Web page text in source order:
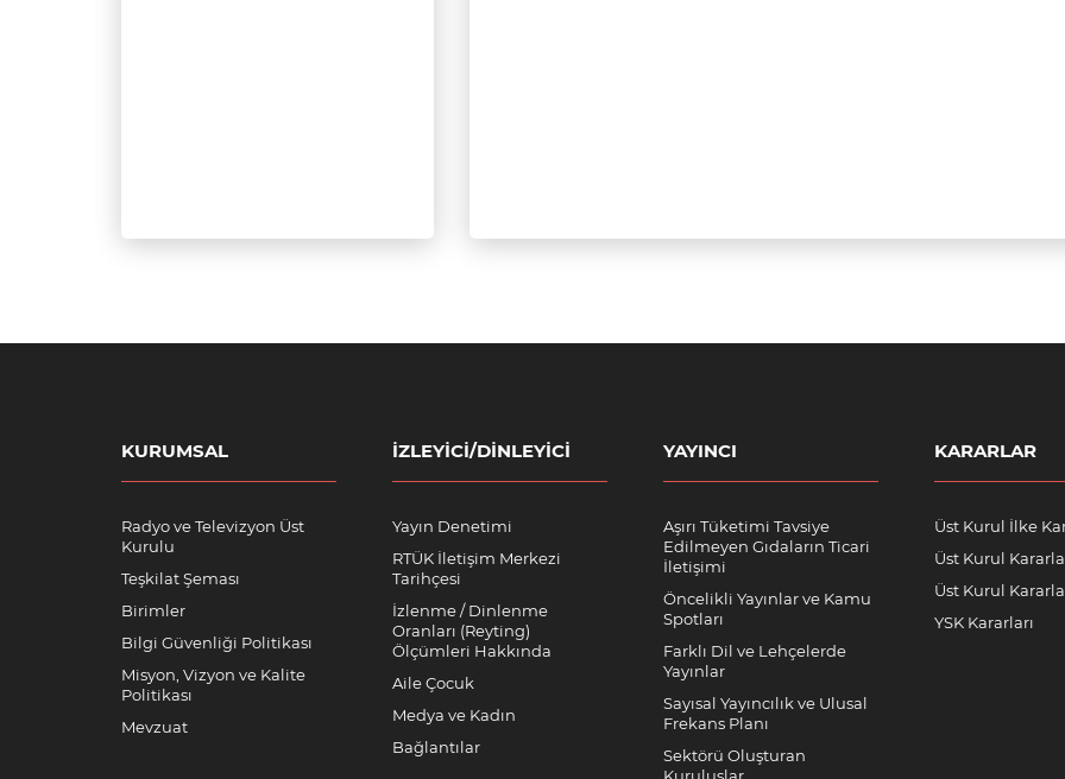
KURUMSAL
Radyo ve Televizyon Üst
Kurulu
Teşkilat Şeması
Birimler
Bilgi Güvenliği Politikası
Misyon, Vizyon ve Kalite
Politikası
Mevzuat
İZLEYICI/DINLEYICI
Yayın Denetimi
RTÜK İletişim Merkezi
Tarihçesi
İzlenme / Dinlenme
Oranları (Reyting)
Ölçümleri Hakkında
Aile Çocuk
Medya ve Kadın
Bağlantılar
YAYINCI
Aşırı Tüketimi Tavsiye
Edilmeyen Gıdaların Ticari
İletişimi
Öncelikli Yayınlar ve Kamu
Spotları
Farklı Dil ve Lehçelerde
Yayınlar
Sayısal Yayıncılık ve Ulusal
Frekans Planı
Sektörü Oluşturan
KARARLAR
Üst Kurul İlke
Üst Kurul
Üst Kurul
YSK Kararları